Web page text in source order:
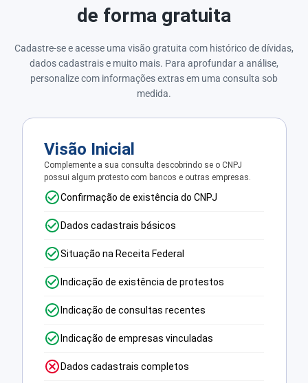
de forma gratuita
Cadastre-se e acesse uma visão gratuita com histórico de dívidas,
dados cadastrais e muito mais. Para aprofundar a análise,
personalize com informações extras em uma consulta sob
medida.
Visão Inicial
Complemente a sua consulta descobrindo se o CNPJ
possui algum protesto com bancos e outras empresas.
Confirmação de existência do CNPJ
Dados cadastrais básicos
Situação na Receita Federal
Indicação de existência de protestos
Indicação de consultas recentes
Indicação de empresas vinculadas
Dados cadastrais completos